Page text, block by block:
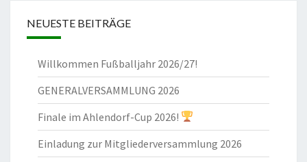
NEUESTE BEITRÄGE
Willkommen Fußballjahr 2026/27!
GENERALVERSAMMLUNG 2026
Finale im Ahlendorf-Cup 2026!
Einladung zur Mitgliederversammlung 2026